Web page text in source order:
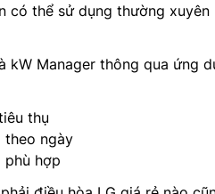
có thể sử dụng thường
kW Manager thông qua ứng
thụ
theo ngày
hợp